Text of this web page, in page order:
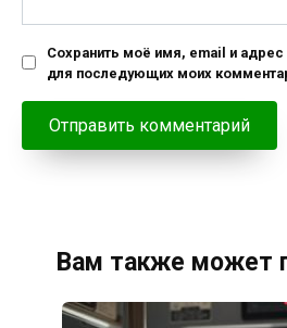
Сохранить моё имя, email и адрес
для последующих моих
Вам также может